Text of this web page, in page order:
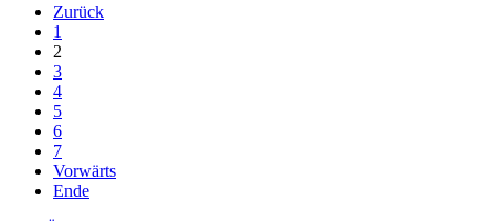
Zurück
1
2
3
4
5
6
7
Vorwärts
Ende